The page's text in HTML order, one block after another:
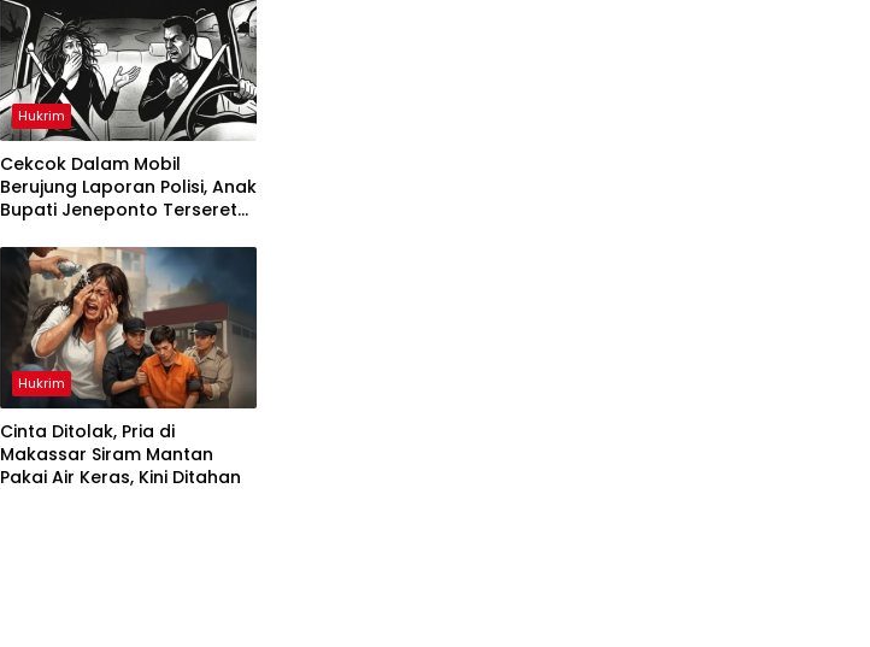
Hukrim
Cekcok Dalam Mobil
Berujung Laporan Polisi, Anak
Bupati Jeneponto Terseret
Hukrim
Cinta Ditolak, Pria di
Makassar Siram Mantan
Pakai Air Keras, Kini Ditahan